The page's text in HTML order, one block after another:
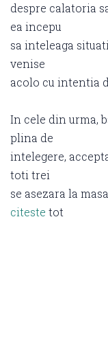
despre calatoria
ea incepu
sa inteleaga
venise
acolo cu intentia
In cele din urma,
plina de
intelegere,
toti trei
se asezara la
citeste tot